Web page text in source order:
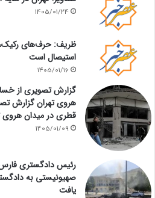
1405/01/24
ظریف: حرف‌های
استیصال است
1405/01/16
گزارش تصویری از
هروی تهران گزارش
قطری در میدان هروی
1405/01/09
رئیس دادگستری
یافت